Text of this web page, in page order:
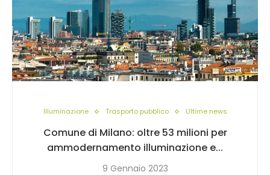
Illuminazione Trasporto pubblico Ultime news
Comune di Milano: oltre 53 milioni per
ammodernamento illuminazione e...
9 Gennaio 2023